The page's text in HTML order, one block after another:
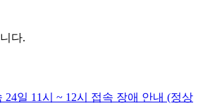
다.
24일 11시 ~ 12시 접속 장애 안내 (정상